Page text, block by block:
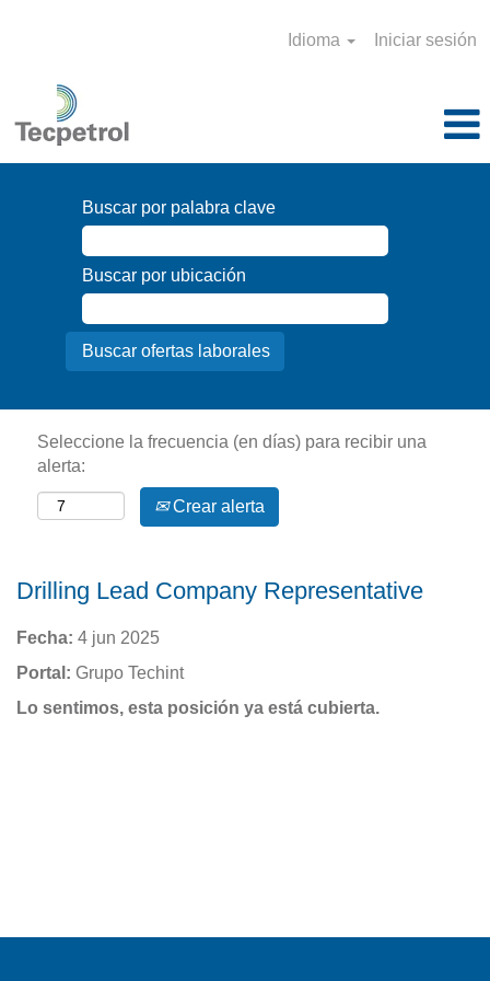
Idioma Iniciar sesión
Buscar por palabra clave
Buscar por ubicación
Seleccione la frecuencia (en días) para recibir una
alerta:
Crear alerta
Drilling Lead Company Representative
Fecha: 4 jun 2025
Portal: Grupo Techint
Lo sentimos, esta posición ya está cubierta.